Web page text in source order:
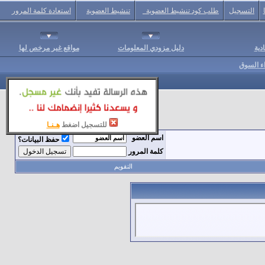
للتسجيل اضغط هـنـا
التسجيل طلب كود تنشيط العضوية تنشيط العضوية استعادة كلمة المرور
دليل مزودي المعلومات مواقع غير مرخص لها
السوق
اسم العضو
حفظ البيانات؟
كلمة المرور
التقويم